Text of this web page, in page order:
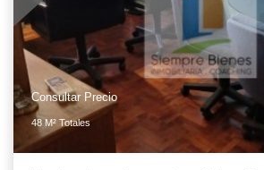
Consultar Precio
48 M² Totales